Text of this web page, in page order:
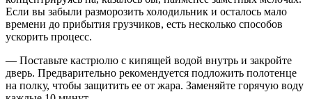
Если вы забыли разморозить холодильник и осталось мало
времени до прибытия грузчиков, есть несколько способов
ускорить процесс.
— Поставьте кастрюлю с кипящей водой внутрь и закройте
дверь. Предварительно рекомендуется подложить полотенце
на полку, чтобы защитить ее от жара. Заменяйте горячую воду